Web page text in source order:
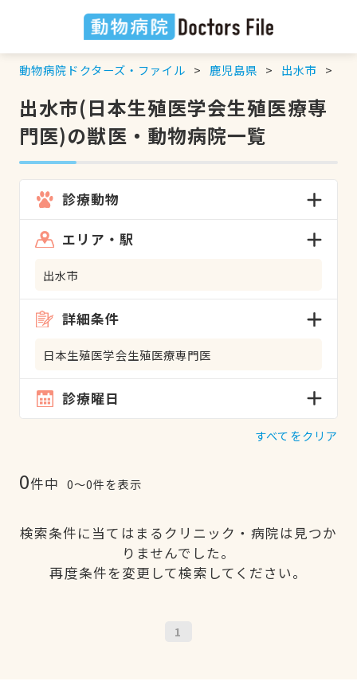
動物病院ドクターズ・ファイル 鹿児島県 出水市
出水市(日本生殖医学会生殖医療専
門医)の獣医・動物病院一覧
診療動物
エリア・駅
出水市
詳細条件
日本生殖医学会生殖医療専門医
診療曜日
すべてをクリア
0件中 0〜0件を表示
検索条件に当てはまるクリニック・病院は見つか
りませんでした。
再度条件を変更して検索してください。
1